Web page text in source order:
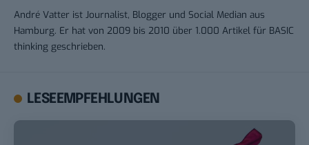
André Vatter ist Journalist, Blogger und Social Median aus
Hamburg. Er hat von 2009 bis 2010 über 1.000 Artikel für BASIC
thinking geschrieben.
LESEEMPFEHLUNGEN